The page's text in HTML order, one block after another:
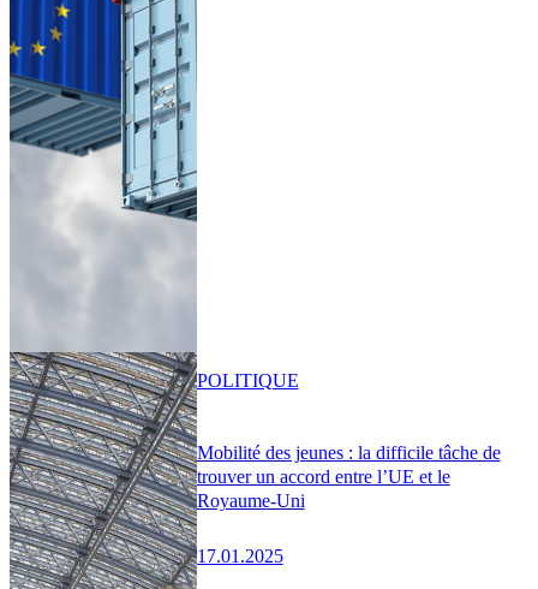
Mobilité des jeunes : la difficile tâche de
trouver un accord entre l’UE et le
Royaume-Uni
17.01.2025
POLITIQUE